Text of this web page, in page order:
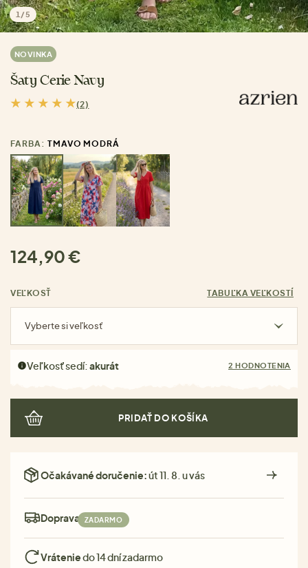
1 /5
NOVINKA
Šaty Cerie Navy
(2)
FARBA: TMAVO MODRÁ
124,90 €
VEĽKOSŤ TABUĽKA VEĽKOSTÍ
Vyberte si veľkosť
Veľkosť sedí:akurát 2 HODNOTENIA
PRIDAŤ DO KOŠÍKA
Očakávané doručenie:út 11. 8. u vás
Doprava: ZADARMO
Vráteniedo 14 dní zadarmo